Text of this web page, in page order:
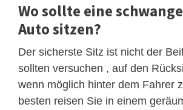
Wo sollte eine
Auto sitzen?
Der sicherste Sitz ist nicht der
sollten versuchen , auf den
wenn möglich hinter dem Fahrer
besten reisen Sie in einem